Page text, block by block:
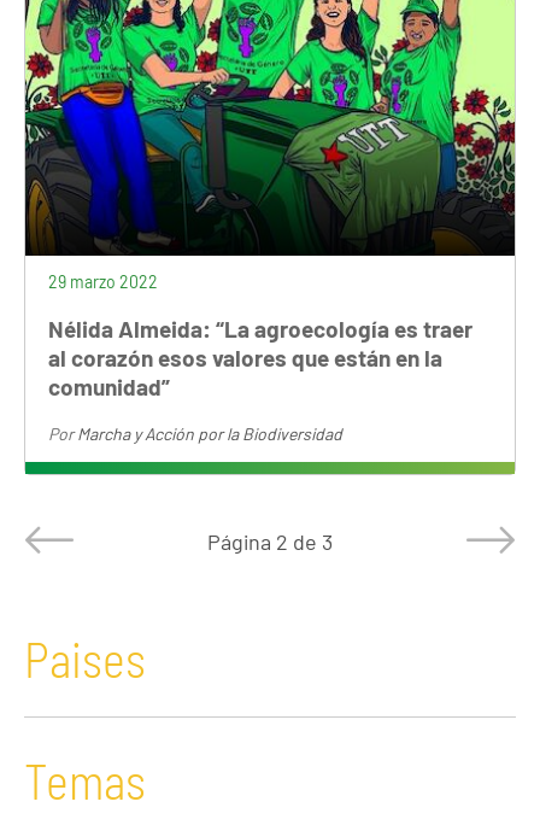
29 marzo 2022
Nélida Almeida: “La agroecología es traer
al corazón esos valores que están en la
comunidad”
PorMarcha y Acción por la Biodiversidad
Página 2 de 3
Paises
Temas